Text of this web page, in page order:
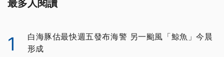
最多人閱讀
1
白海豚估最快週五發布海警 另一颱風「鯨魚」今晨
形成